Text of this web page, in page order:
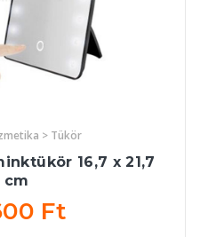
> Tükör
16,7 x 21,7
cm
Ft